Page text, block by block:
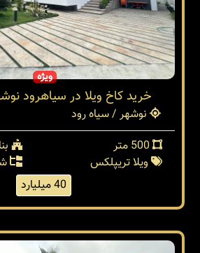
ویژه
خرید کاخ ویلا در سیاهرود نوشهر 670
نوشهر / سیاه رود
بنا 670 متر
ویلا تریپلکس
40 میلیارد